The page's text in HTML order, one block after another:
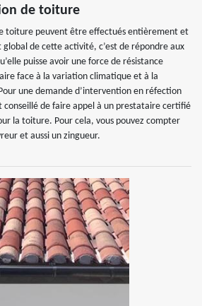
de toiture
toiture peuvent être effectués entièrement et
de cette activité, c’est de répondre aux
puisse avoir une force de résistance
face à la variation climatique et à la
une demande d’intervention en réfection
de faire appel à un prestataire certifié
la toiture. Pour cela, vous pouvez compter
et aussi un zingueur.